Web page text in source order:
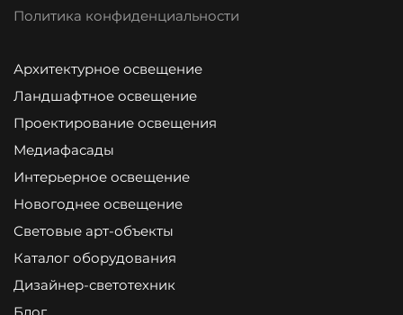
Политика конфиденциальности
Архитектурное освещение
Ландшафтное освещение
Проектирование освещения
Медиафасады
Интерьерное освещение
Новогоднее освещение
Световые арт-объекты
Каталог оборудования
Дизайнер-светотехник
Блог